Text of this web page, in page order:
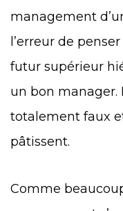
management
l’erreur de
futur supérieur
un bon manager.
totalement faux
pâtissent.
Comme